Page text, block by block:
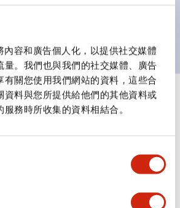
內容和廣告個人化，以提供社交媒體
量。我們也與我們的社交媒體、廣告
有關您使用我們網站的資料，這些合
資料與您所提供給他們的其他資料或
務時所收集的資料相結合。
安全性的彈子鎖結構
IEC60529）